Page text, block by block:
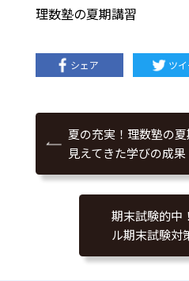
理数塾の夏期講習
シェア ツ
夏の充実！理数塾の
見えてきた学びの成果
期末試験的中
ル期末試験対